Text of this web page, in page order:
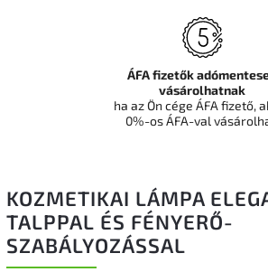
KOZMETIKAI LÁMPA
TALPPAL ÉS FÉNYERŐ-
SZABÁLYOZÁSSAL
ÁFA fizetők
vásárolhatnak
ha az Ön cége ÁFA fizető,
0%-os ÁFA-val